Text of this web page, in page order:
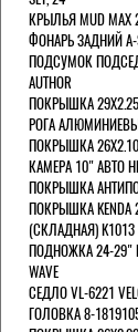
КРЫЛЬЯ MUD MAX
ФОНАРЬ ЗАДНИЙ A-
ПОДСУМОК
AUTHOR
ПОКРЫШКА 29X2.25
РОГА АЛЮМИНИЕВЫЕ
ПОКРЫШКА 26X2.10
КАМЕРА 10" АВТО
ПОКРЫШКА
ПОКРЫШКА KENDA
(СКЛАДНАЯ) K1013
ПОДНОЖКА 24-29"
WAVE
СЕДЛО VL-6221
ГОЛОВКА 8-